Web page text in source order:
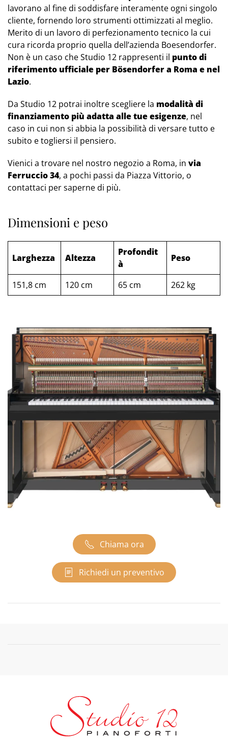
lavorano al fine di soddisfare interamente ogni singolo
cliente, fornendo loro strumenti ottimizzati al meglio.
Merito di un lavoro di perfezionamento tecnico la cui
cura ricorda proprio quella dell’azienda Boesendorfer.
Non è un caso che Studio 12 rappresenti il punto di
riferimento ufficiale per Bösendorfer a Roma e nel
Lazio.
Da Studio 12 potrai inoltre scegliere la modalità di
finanziamento più adatta alle tue esigenze, nel
caso in cui non si abbia la possibilità di versare tutto e
subito e togliersi il pensiero.
Vienici a trovare nel nostro negozio a Roma, in via
Ferruccio 34, a pochi passi da Piazza Vittorio, o
contattaci per saperne di più.
Dimensioni e peso
Larghezza Altezza
Profondit
à
Peso
151,8 cm 120 cm 65 cm 262 kg
Chiama ora
Richiedi un preventivo